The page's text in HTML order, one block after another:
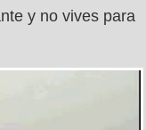
y no vives para